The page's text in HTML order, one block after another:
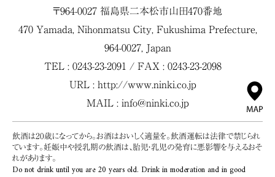
〒964-0027 福島県二本松市山田470番地
470 Yamada, Nihonmatsu City, Fukushima Prefecture,
964-0027, Japan
TEL : 0243-23-2091 / FAX : 0243-23-2098
URL : http://www.ninki.co.jp
MAIL : info@ninki.co.jp
飲酒は20歳になってから。お酒はおいしく適量を。飲酒運転は法律で禁じられ
ています。妊娠中や授乳期の飲酒は、胎児・乳児の発育に悪影響を与えるおそ
れがあります。
Do not drink until you are 20 years old. Drink in moderation and in good